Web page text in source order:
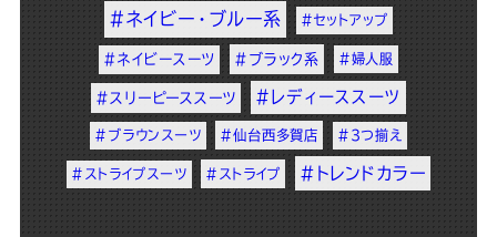
#ネイビー・ブルー系 #セットアップ
#ネイビースーツ #ブラック系 #婦人服
#スリーピーススーツ #レディーススーツ
#ブラウンスーツ #仙台西多賀店 #3つ揃え
#ストライプスーツ #ストライプ #トレンドカラー